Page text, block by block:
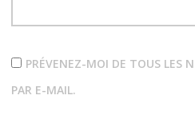
PRÉVENEZ-MOI DE TOUS LES
PAR E-MAIL.